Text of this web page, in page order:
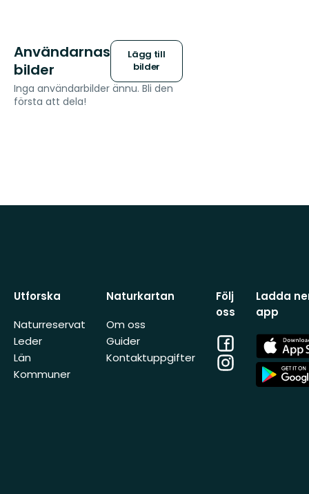
Användarnas
bilder
Lägg till
bilder
Inga användarbilder ännu. Bli den
första att dela!
Utforska
Naturreservat
Leder
Län
Kommuner
Naturkartan
Om oss
Guider
Kontaktuppgifter
Följ
oss
Facebook
Instagram
Ladda
app
App
Store
App
Store